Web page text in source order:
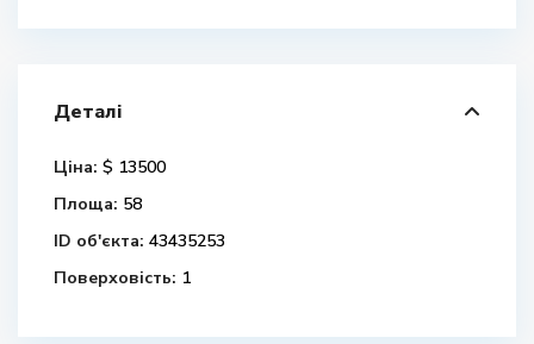
Деталі
Ціна: $ 13500
Площа: 58
ID об'єкта: 43435253
Поверховість: 1